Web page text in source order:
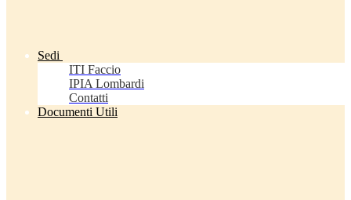
Sedi
ITI Faccio
IPIA Lombardi
Contatti
Documenti Utili